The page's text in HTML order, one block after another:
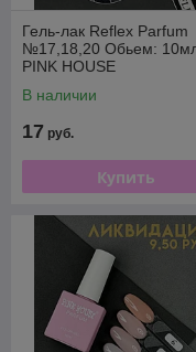
Гель-лак Reflex Parfum
№17,18,20 Обьем:
PINK HOUSE
В наличии
17 руб.
Купить